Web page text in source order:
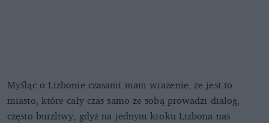
Myśląc o Lizbonie czasami mam wrażenie, że jest to
miasto, które cały czas samo ze sobą prowadzi dialog,
często burzliwy, gdyż na jednym kroku Lizbona nas